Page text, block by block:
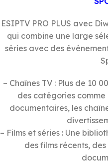
ESIPTV PRO PLUS avec
qui combine une large
séries avec des
– Chaînes TV : Plus de 10
des catégories
documentaires, les
– Films et séries : Une
des films récents,